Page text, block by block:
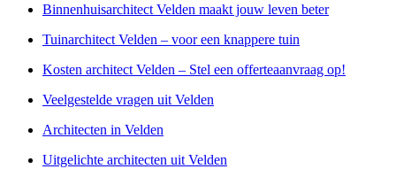
Binnenhuisarchitect Velden maakt jouw leven beter
Tuinarchitect Velden – voor een knappere tuin
Kosten architect Velden – Stel een offerteaanvraag op!
Veelgestelde vragen uit Velden
Architecten in Velden
Uitgelichte architecten uit Velden